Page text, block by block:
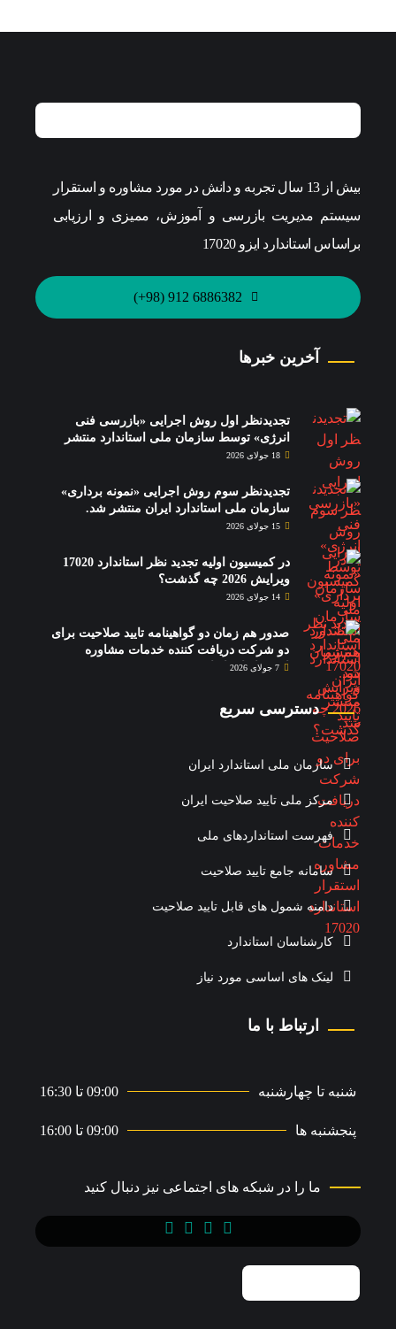
بیش از 13 سال تجربه و دانش در مورد مشاوره و استقرار
سیستم مدیریت بازرسی و آموزش، ممیزی و ارزیابی
براساس استاندارد ایزو 17020
6886382 912 (98+)
آخرین خبرها
تجدیدنظر اول روش اجرایی «بازرسی فنی
انرژی» توسط سازمان ملی استاندارد منتشر
شد.
18 جولای 2026
تجدیدنظر سوم روش اجرایی «نمونه برداری»
سازمان ملی استاندارد ایران منتشر شد.
15 جولای 2026
در کمیسیون اولیه تجدید نظر استاندارد 17020
ویرایش 2026 چه گذشت؟
14 جولای 2026
صدور هم زمان دو گواهینامه تایید صلاحیت برای
دو شرکت دریافت کننده خدمات مشاوره
استقرار استاندارد 17020
7 جولای 2026
دسترسی سریع
سازمان ملی استاندارد ایران
مرکز ملی تایید صلاحیت ایران
فهرست استانداردهای ملی
سامانه جامع تایید صلاحیت
دامنه شمول های قابل تایید صلاحیت
کارشناسان استاندارد
لینک های اساسی مورد نیاز
ارتباط با ما
شنبه تا چهارشنبه 09:00 تا 16:30
پنجشنبه ها 09:00 تا 16:00
ما را در شبکه های اجتماعی نیز دنبال کنید